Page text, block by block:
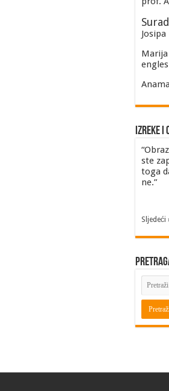
Izreke i
ste
toga
ne.”
Sljedeći